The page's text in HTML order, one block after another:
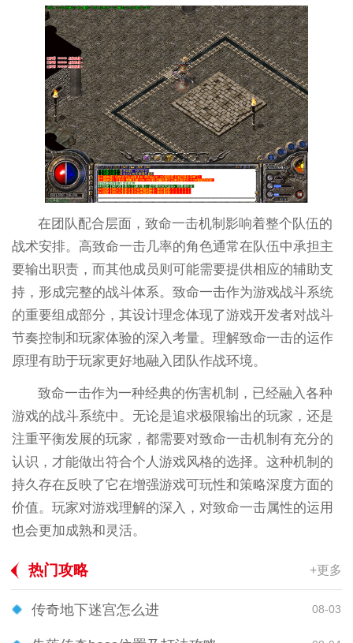
在团队配合层面，致命一击机制影响着整个队伍的
战术安排。高致命一击几率的角色通常在队伍中承担主
要输出职责，而其他成员则可能需要提供相应的辅助支
持，形成完整的战斗体系。致命一击作为游戏战斗系统
的重要组成部分，其设计理念体现了游戏开发者对战斗
节奏控制和玩家体验的深入考量。理解致命一击的运作
原理有助于玩家更好地融入团队作战环境。
致命一击作为一种经典的伤害机制，已经融入各种
游戏的战斗系统中。无论是追求极限输出的玩家，还是
注重平衡发展的玩家，都需要对致命一击机制有充分的
认识，才能做出符合个人游戏风格的选择。这种机制的
持久存在反映了它在增强游戏可玩性和策略深度方面的
价值。玩家对游戏理解的深入，对致命一击属性的运用
也会更加成熟和灵活。
热门攻略 +更多
传奇地下迷宫怎么进 08-03